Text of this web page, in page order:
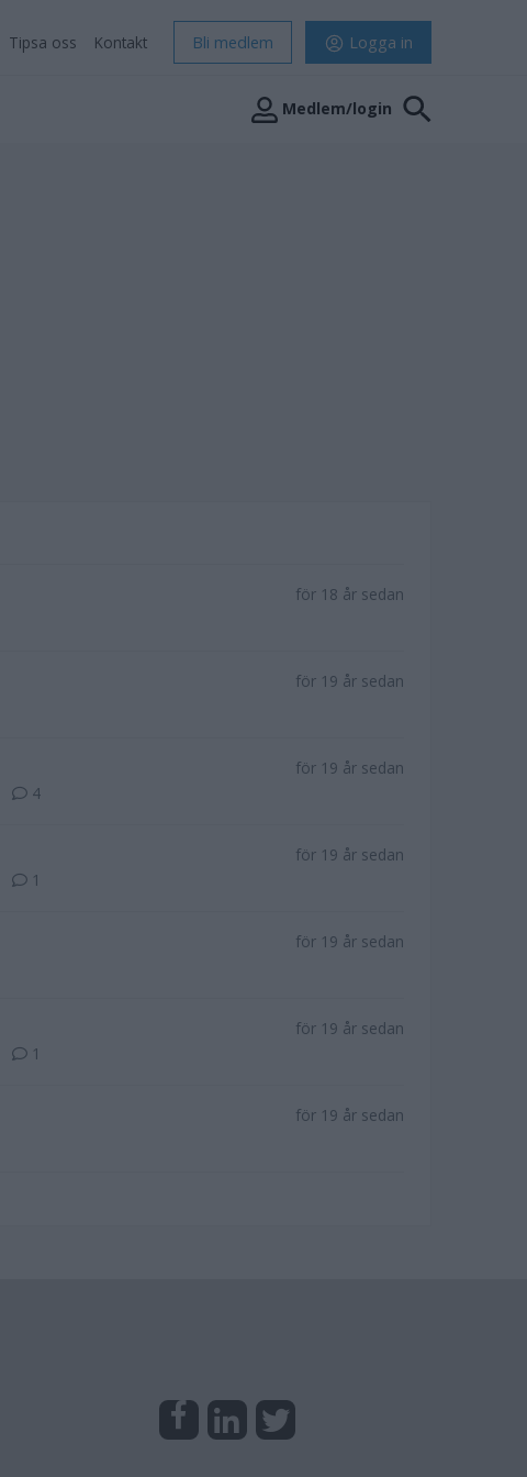
Tipsa oss Kontakt Bli medlem Logga in
Medlem/login
för 18 år sedan
för 19 år sedan
4
för 19 år sedan
1
för 19 år sedan
för 19 år sedan
1
för 19 år sedan
för 19 år sedan